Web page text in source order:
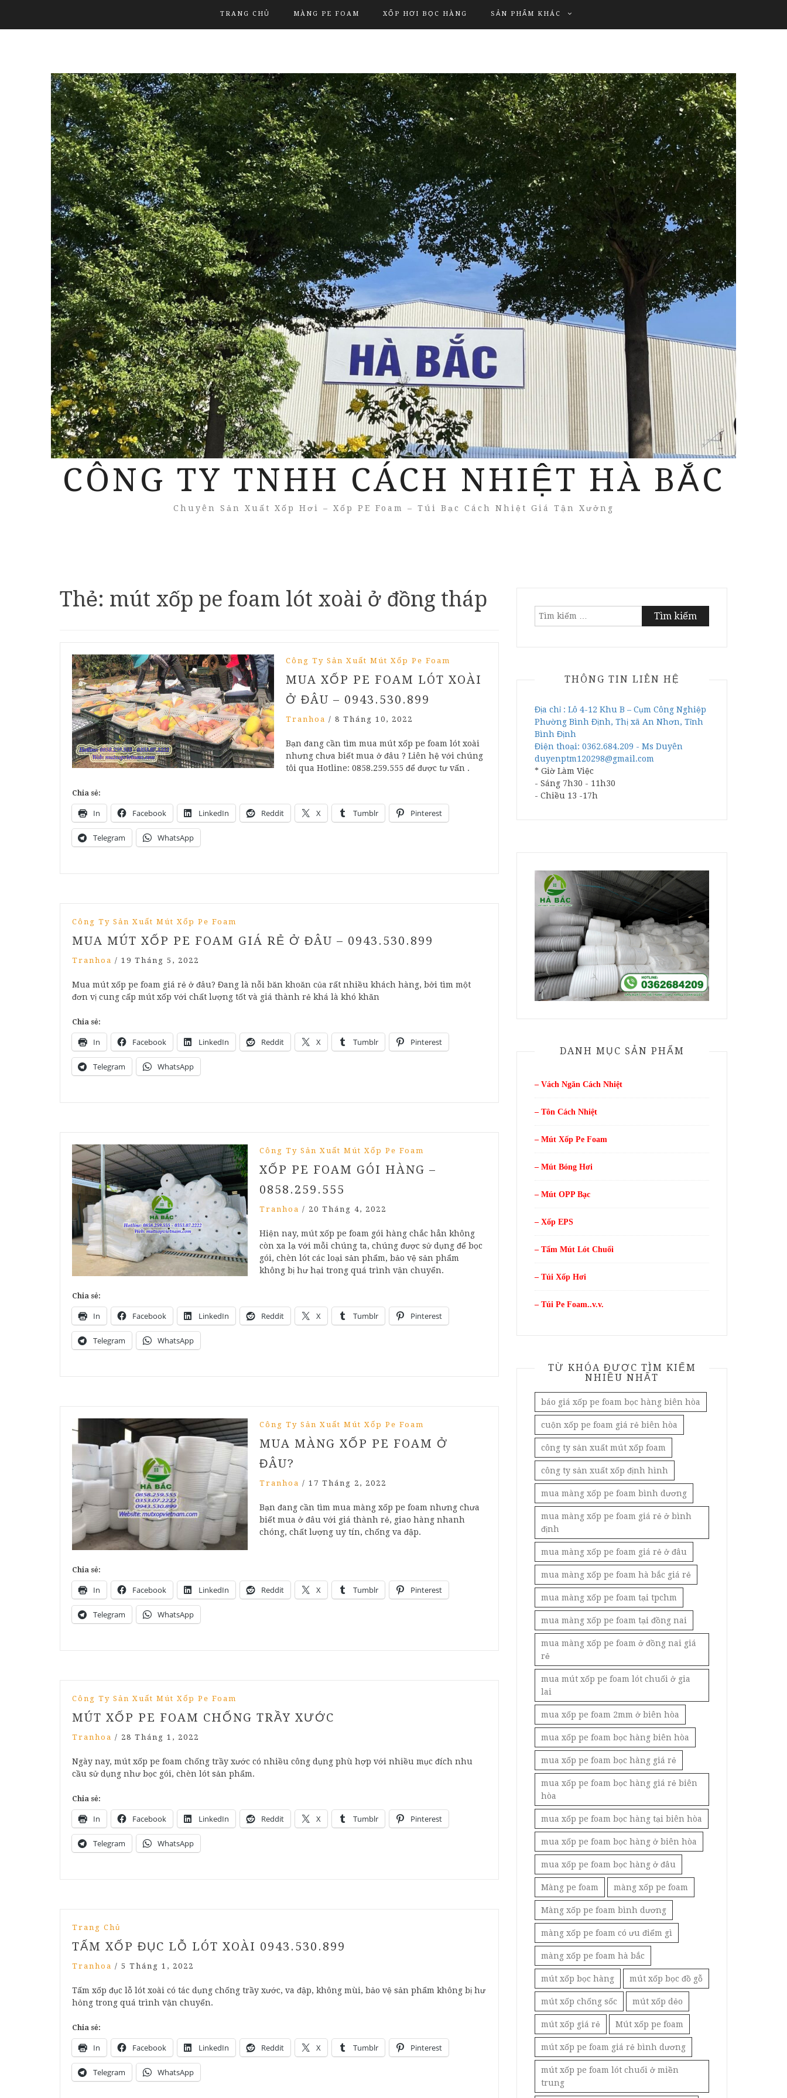
TRANG CHỦ MÀNG PE FOAM XỐP HƠI BỌC HÀNG SẢN PHẨM KHÁC
CÔNG TY TNHH CÁCH NHIỆT HÀ BẮC
Chuyên Sản Xuất Xốp Hơi – Xốp PE Foam – Túi Bạc Cách Nhiệt Giá Tận Xưởng
Thẻ: mút xốp pe foam lót xoài ở đồng tháp
Công Ty Sản Xuất Mút Xốp Pe Foam
MUA XỐP PE FOAM LÓT XOÀI
Ở ĐÂU – 0943.530.899
Tranhoa / 8 Tháng 10, 2022
Bạn đang cần tìm mua mút xốp pe foam lót xoài
nhưng chưa biết mua ở đâu ? Liên hệ với chúng
tôi qua Hotline: 0858.259.555 để được tư vấn .
Chia sẻ:
In Facebook LinkedIn Reddit X Tumblr Pinterest
Telegram WhatsApp
Công Ty Sản Xuất Mút Xốp Pe Foam
MUA MÚT XỐP PE FOAM GIÁ RẺ Ở ĐÂU – 0943.530.899
Tranhoa / 19 Tháng 5, 2022
Mua mút xốp pe foam giá rẻ ở đâu? Đang là nỗi băn khoăn của rất nhiều khách hàng, bởi tìm một
đơn vị cung cấp mút xốp với chất lượng tốt và giá thành rẻ khá là khó khăn
Chia sẻ:
In Facebook LinkedIn Reddit X Tumblr Pinterest
Telegram WhatsApp
Công Ty Sản Xuất Mút Xốp Pe Foam
XỐP PE FOAM GÓI HÀNG –
0858.259.555
Tranhoa / 20 Tháng 4, 2022
Hiện nay, mút xốp pe foam gói hàng chắc hẳn không
còn xa lạ với mỗi chúng ta, chúng được sử dụng để bọc
gói, chèn lót các loại sản phẩm, bảo vệ sản phẩm
không bị hư hại trong quá trình vận chuyển.
Chia sẻ:
In Facebook LinkedIn Reddit X Tumblr Pinterest
Telegram WhatsApp
Công Ty Sản Xuất Mút Xốp Pe Foam
MUA MÀNG XỐP PE FOAM Ở
ĐÂU?
Tranhoa / 17 Tháng 2, 2022
Bạn đang cần tìm mua màng xốp pe foam nhưng chưa
biết mua ở đâu với giá thành rẻ, giao hàng nhanh
chóng, chất lượng uy tín, chống va đập.
Chia sẻ:
In Facebook LinkedIn Reddit X Tumblr Pinterest
Telegram WhatsApp
Công Ty Sản Xuất Mút Xốp Pe Foam
MÚT XỐP PE FOAM CHỐNG TRẦY XƯỚC
Tranhoa / 28 Tháng 1, 2022
Ngày nay, mút xốp pe foam chống trầy xước có nhiều công dụng phù hợp với nhiều mục đích nhu
cầu sử dụng như bọc gói, chèn lót sản phẩm.
Chia sẻ:
In Facebook LinkedIn Reddit X Tumblr Pinterest
Telegram WhatsApp
Trang Chủ
TẤM XỐP ĐỤC LỖ LÓT XOÀI 0943.530.899
Tranhoa / 5 Tháng 1, 2022
Tấm xốp đục lỗ lót xoài có tác dụng chống trầy xước, va đập, không mùi, bảo vệ sản phẩm không bị hư
hỏng trong quá trình vận chuyển.
Chia sẻ:
In Facebook LinkedIn Reddit X Tumblr Pinterest
Telegram WhatsApp
Tìm
THÔNG TIN LIÊN HỆ
Địa chỉ : Lô 4-12 Khu B – Cụm Công Nghiệp
Phường Bình Định, Thị xã An Nhơn, Tỉnh
Bình Định
Điện thoại: 0362.684.209 - Ms Duyên
duyenptm120298@gmail.com
* Giờ Làm Việc
- Sáng 7h30 - 11h30
- Chiều 13 -17h
DANH MỤC SẢN PHẨM
– Vách Ngăn Cách Nhiệt
– Tôn Cách Nhiệt
– Mút Xốp Pe Foam
– Mút Bóng Hơi
– Mút OPP Bạc
– Xốp EPS
– Tấm Mút Lót Chuối
– Túi Xốp Hơi
– Túi Pe Foam..v.v.
TỪ KHÓA ĐƯỢC TÌM KIẾM
NHIỀU NHẤT
báo giá xốp pe foam bọc hàng biên hòa
cuộn xốp pe foam giá rẻ biên hòa
công ty sản xuất mút xốp foam
công ty sản xuất xốp định hình
mua màng xốp pe foam bình dương
mua màng xốp pe foam giá rẻ ở bình
định
mua màng xốp pe foam giá rẻ ở đâu
mua màng xốp pe foam hà bắc giá rẻ
mua màng xốp pe foam tại tpchm
mua màng xốp pe foam tại đồng nai
mua màng xốp pe foam ở đồng nai giá
rẻ
mua mút xốp pe foam lót chuối ở gia
lai
mua xốp pe foam 2mm ở biên hòa
mua xốp pe foam bọc hàng biên hòa
mua xốp pe foam bọc hàng giá rẻ
mua xốp pe foam bọc hàng giá rẻ biên
hòa
mua xốp pe foam bọc hàng tại biên hòa
mua xốp pe foam bọc hàng ở biên hòa
mua xốp pe foam bọc hàng ở đâu
Màng pe foam màng xốp pe foam
Màng xốp pe foam bình dương
màng xốp pe foam có ưu điểm gì
màng xốp pe foam hà bắc
mút xốp bọc hàng mút xốp bọc đồ gỗ
mút xốp chống sốc mút xốp dẻo
mút xốp giá rẻ Mút xốp pe foam
mút xốp pe foam giá rẻ bình dương
mút xốp pe foam lót chuối ở miền
trung